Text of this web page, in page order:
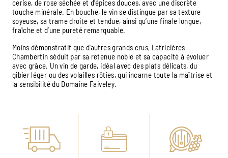
cerise, de rose séchée et d’épices douces, avec une discrète
touche minérale. En bouche, le vin se distingue par sa texture
soyeuse, sa trame droite et tendue, ainsi qu’une finale longue,
fraîche et d’une pureté remarquable.
Moins démonstratif que d’autres grands crus, Latricières-
Chambertin séduit par sa retenue noble et sa capacité à évoluer
avec grâce. Un vin de garde, idéal avec des plats délicats, du
gibier léger ou des volailles rôties, qui incarne toute la maîtrise et
la sensibilité du Domaine Faiveley.